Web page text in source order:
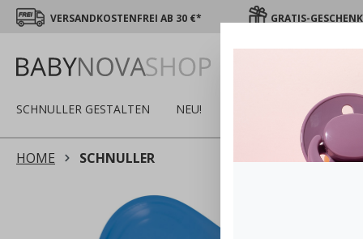
VERSANDKOSTENFREI AB 30 €* GRATIS-
SCHNULLER GESTALTEN NEU! WINTER
HOME SCHNULLER